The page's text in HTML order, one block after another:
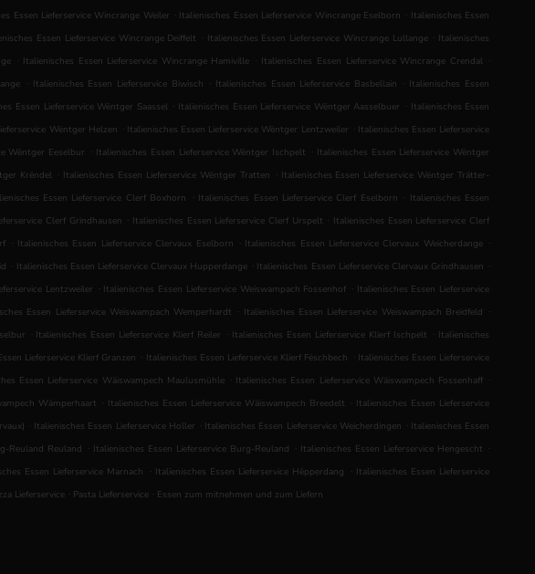
Essen Lieferservice Wincrange Weiler . Italienisches Essen Lieferservice Wincrange Eselborn . Italienisches Essen
Essen Lieferservice Wincrange Deiffelt . Italienisches Essen Lieferservice Wincrange Lullange . Italienisches
. Italienisches Essen Lieferservice Wincrange Hamiville . Italienisches Essen Lieferservice Wincrange Crendal .
. Italienisches Essen Lieferservice Biwisch . Italienisches Essen Lieferservice Basbellain . Italienisches Essen
Essen Lieferservice Wëntger Saassel . Italienisches Essen Lieferservice Wëntger Aasselbuer . Italienisches Essen
Wëntger Helzen . Italienisches Essen Lieferservice Wëntger Lentzweiler . Italienisches Essen Lieferservice
Wëntger Eeselbur . Italienisches Essen Lieferservice Wëntger Ischpelt . Italienisches Essen Lieferservice Wëntger
Krëndel . Italienisches Essen Lieferservice Wëntger Tratten . Italienisches Essen Lieferservice Wëntger Trätter-
Essen Lieferservice Clerf Boxhorn . Italienisches Essen Lieferservice Clerf Eselborn . Italienisches Essen
Clerf Grindhausen . Italienisches Essen Lieferservice Clerf Urspelt . Italienisches Essen Lieferservice Clerf
. Italienisches Essen Lieferservice Clervaux Eselborn . Italienisches Essen Lieferservice Clervaux Weicherdange .
. Italienisches Essen Lieferservice Clervaux Hupperdange . Italienisches Essen Lieferservice Clervaux Grindhausen .
Lentzweiler . Italienisches Essen Lieferservice Weiswampach Fossenhof . Italienisches Essen Lieferservice
Essen Lieferservice Weiswampach Wemperhardt . Italienisches Essen Lieferservice Weiswampach Breidfeld .
. Italienisches Essen Lieferservice Klierf Reiler . Italienisches Essen Lieferservice Klierf Ischpelt . Italienisches
Lieferservice Klierf Granzen . Italienisches Essen Lieferservice Klierf Fëschbech . Italienisches Essen Lieferservice
Essen Lieferservice Wäiswampech Maulusmühle . Italienisches Essen Lieferservice Wäiswampech Fossenhaff .
Wämperhaart . Italienisches Essen Lieferservice Wäiswampech Breedelt . Italienisches Essen Lieferservice
. Italienisches Essen Lieferservice Holler . Italienisches Essen Lieferservice Weicherdingen . Italienisches Essen
Reuland Reuland . Italienisches Essen Lieferservice Burg-Reuland . Italienisches Essen Lieferservice Hengescht .
Essen Lieferservice Marnach . Italienisches Essen Lieferservice Hëpperdang . Italienisches Essen Lieferservice
Lieferservice . Pasta Lieferservice . Essen zum mitnehmen und zum Liefern